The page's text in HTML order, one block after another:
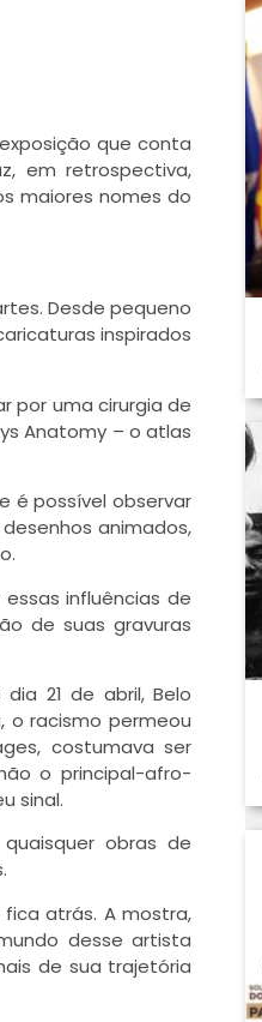
que conta
em retrospectiva,
maiores nomes do
Desde pequeno
inspirados
por uma cirurgia de
Anatomy – o atlas
é possível observar
animados,
influências de
de suas gravuras
21 de abril, Belo
o racismo permeou
costumava ser
o principal-afro-
sinal.
obras de
atrás. A mostra,
desse artista
de sua trajetória